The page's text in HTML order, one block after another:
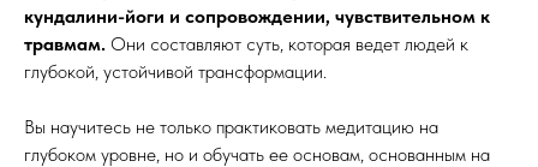
кундалини-йоги и сопровождении, чувствительном к
травмам. Они составляют суть, которая ведет людей к
глубокой, устойчивой трансформации.
Вы научитесь не только практиковать медитацию на
глубоком уровне, но и обучать ее основам, основанным на